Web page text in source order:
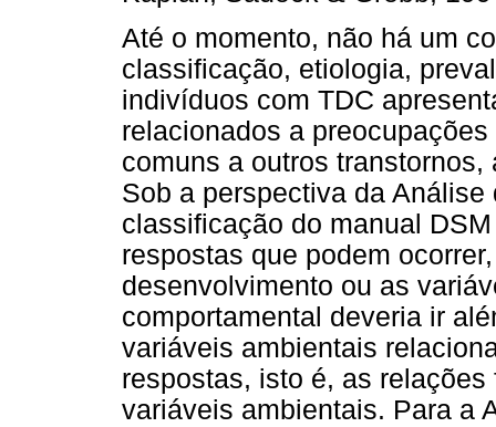
Até o momento, não há um
classificação, etiologia,
indivíduos com TDC
relacionados a
comuns a outros
Sob a perspectiva da
classificação do manual
respostas que podem
desenvolvimento ou as
comportamental deveria ir
variáveis ambientais
respostas, isto é, as
variáveis ambientais. Para a